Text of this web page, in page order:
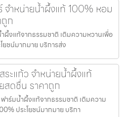
ำหน่ายน้ำผึ้งแท้ 100% หอม
ก
งแท้จากธรรมชาติ เติมความหวานเพื่อ
ยชน์มากมาย บริการส่ง
ะแก้ว จำหน่ายน้ำผึ้งแท้
ดชื่น ราคาถูก
าร์มน้ำผึ้งแท้จากธรรมชาติ เติมความ
ประโยชน์มากมาย บริกา